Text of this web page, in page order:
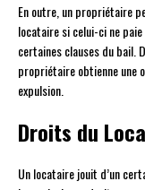
En outre, un propriétaire
locataire si celui-ci ne
certaines clauses du bail.
propriétaire obtienne une
expulsion.
Droits du
Un locataire jouit d’un